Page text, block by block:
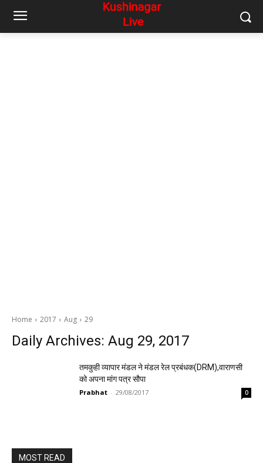
Home 2017 Aug 29
Daily Archives: Aug 29, 2017
तमकुही व्यापार मंडल ने मंडल रेल प्रबंधक(DRM),वाराणसी
को अपना मांग पत्र सौपा
Prabhat - 29/08/2017 0
MOST READ